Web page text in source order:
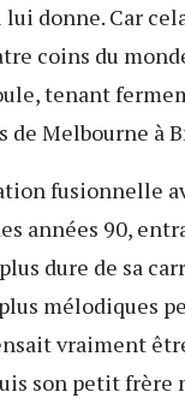
lui donne. Car
coins du
tenant
de Melbourne à
fusionnelle
années 90,
dure de sa
mélodiques
vraiment
son petit frère